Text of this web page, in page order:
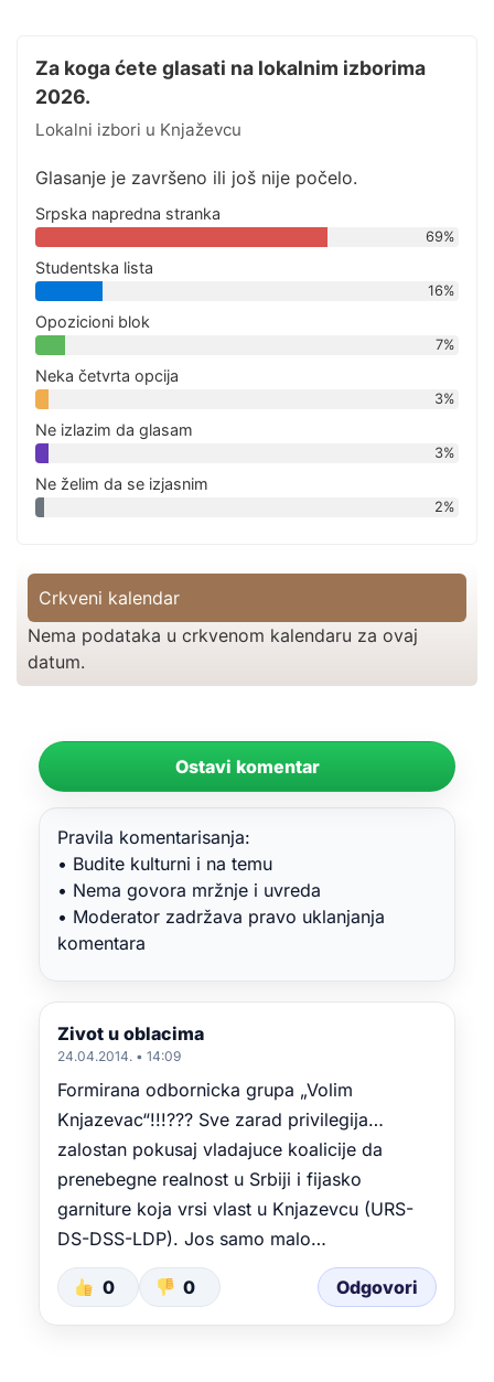
Za koga ćete glasati na lokalnim izborima
2026.
Lokalni izbori u Knjaževcu
Glasanje je završeno ili još nije počelo.
Srpska napredna stranka
69%
Studentska lista
16%
Opozicioni blok
7%
Neka četvrta opcija
3%
Ne izlazim da glasam
3%
Ne želim da se izjasnim
2%
Crkveni kalendar
Nema podataka u crkvenom kalendaru za ovaj
datum.
Ostavi komentar
Pravila komentarisanja:
• Budite kulturni i na temu
• Nema govora mržnje i uvreda
• Moderator zadržava pravo uklanjanja
komentara
Zivot u oblacima
24.04.2014. • 14:09
Formirana odbornicka grupa „Volim
Knjazevac“!!!??? Sve zarad privilegija…
zalostan pokusaj vladajuce koalicije da
prenebegne realnost u Srbiji i fijasko
garniture koja vrsi vlast u Knjazevcu (URS-
DS-DSS-LDP). Jos samo malo…
0 0 Odgovori